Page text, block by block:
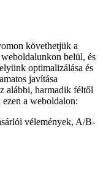
követhetjük a
belül, és
optimalizálása és
javítása
alábbi, harmadik féltől
ezen a weboldalon:
vélemények, A/B-